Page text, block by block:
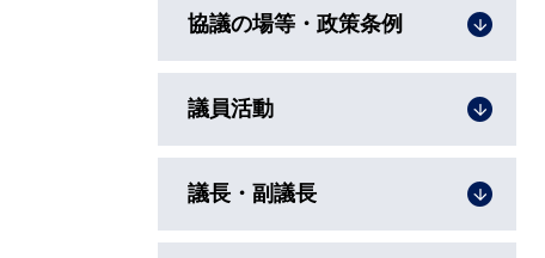
協議の場等・政策条例
議員活動
議長・副議長